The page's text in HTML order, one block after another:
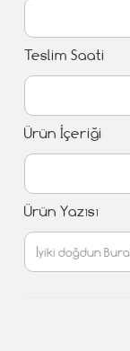
Teslim Saati
Ürün İçeriği
Ürün Yazısı